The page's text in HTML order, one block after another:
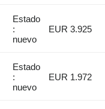
Estado
:
nuevo
EUR 3.925
Estado
:
nuevo
EUR 1.972